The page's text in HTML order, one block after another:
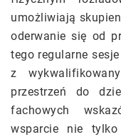
umożliwiają
oderwanie się od
tego regularne
z
przestrzeń do
fachowych
wsparcie nie